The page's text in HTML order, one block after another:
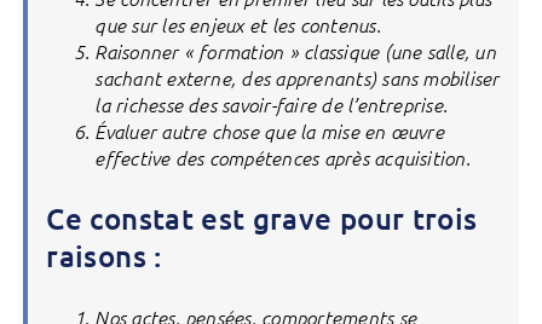
que sur les enjeux et les contenus.
Raisonner « formation » classique (une salle, un
sachant externe, des apprenants) sans mobiliser
la richesse des savoir-faire de l’entreprise.
Évaluer autre chose que la mise en œuvre
effective des compétences après acquisition.
Ce constat est grave pour trois
raisons :
Nos actes, pensées, comportements se